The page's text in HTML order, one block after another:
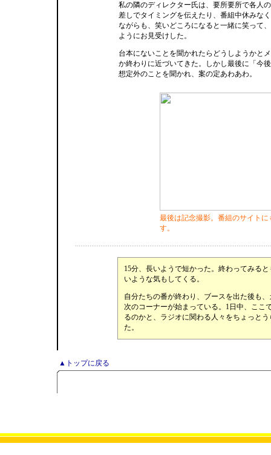
私の隣のディレクター氏は、要所要所で各人
差しでタイミングを伝えたり、番組中休みな
ながらも、笑いどころになると一緒に笑って
ようにお見受けした。
台本にないことを聞かれたらどうしようかと
か終わりに近づいてきた。しかし最後に「今
想定外のことを聞かれ、案の定あわあわ。
最後は記念撮影。番組のサイトに
す。
15分、長いようで短かった。終わってみる
いような気もしてくる。
自分たちの番が終わり、ブースを出た後も
次のコーナーが始まっている。1日中、ここ
るのかと、ラジオに関わる人々をちょっと
た。
▲トップに戻る